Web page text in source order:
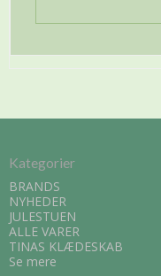
Kategorier
BRANDS
NYHEDER
JULESTUEN
ALLE VARER
TINAS KLÆDESKAB
Se mere